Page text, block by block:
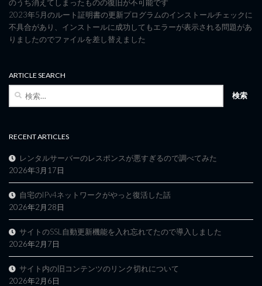
のうち消えてしまったものの復旧が不可能です
2023年5月のルート証明書の更新プログラムのインストールチェックに
不具合があり、インストールに成功してもエラーが表示される問題があ
りましたのでファイルを差し替えました
ARTICLE SEARCH
RECENT ARTICLES
レンタルサーバーのレスポンスが悪すぎるので調べてみた
2026年3月17日
自宅のIPv4ネットワークがやっと復活した話
2026年2月28日
サイトのSSL自動更新機能を入れ忘れてたので導入しました
2026年2月7日
サイト内の旧コンテンツのリンク切れについて
2026年2月6日